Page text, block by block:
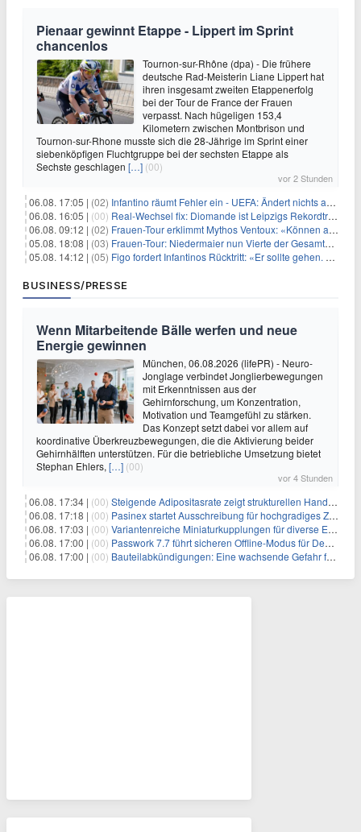
Pienaar gewinnt Etappe - Lippert im Sprint
chancenlos
Tournon-sur-Rhône (dpa) - Die frühere
deutsche Rad-Meisterin Liane Lippert hat
ihren insgesamt zweiten Etappenerfolg
bei der Tour de France der Frauen
verpasst. Nach hügeligen 153,4
Kilometern zwischen Montbrison und
Tournon-sur-Rhone musste sich die 28-Jährige im Sprint einer
siebenköpfigen Fluchtgruppe bei der sechsten Etappe als
Sechste geschlagen […] (00)
vor 2 Stunden
06.08. 17:05 | (02) Infantino räumt Fehler ein - UEFA: Ändert nichts an Boykott
06.08. 16:05 | (00) Real-Wechsel fix: Diomande ist Leipzigs Rekordtransfer
06.08. 09:12 | (02) Frauen-Tour erklimmt Mythos Ventoux: «Können alles schaffen»
05.08. 18:08 | (03) Frauen-Tour: Niedermaier nun Vierte der Gesamtwertung
05.08. 14:12 | (05) Figo fordert Infantinos Rücktritt: «Er sollte gehen. Jetzt»
BUSINESS/PRESSE
Wenn Mitarbeitende Bälle werfen und neue
Energie gewinnen
München, 06.08.2026 (lifePR) - Neuro-
Jonglage verbindet Jonglierbewegungen
mit Erkenntnissen aus der
Gehirnforschung, um Konzentration,
Motivation und Teamgefühl zu stärken.
Das Konzept setzt dabei vor allem auf
koordinative Überkreuzbewegungen, die die Aktivierung beider
Gehirnhälften unterstützen. Für die betriebliche Umsetzung bietet
Stephan Ehlers, […] (00)
vor 4 Stunden
06.08. 17:34 | (00) Steigende Adipositasrate zeigt strukturellen Handlungsbedarf bei der Ernährung schulpflichtiger Kinder
06.08. 17:18 | (00) Pasinex startet Ausschreibung für hochgradiges Zinksulfidkonzentrat mit Germanium- und Silbergehalten und stellt ein Betriebsupdate bereit
06.08. 17:03 | (00) Variantenreiche Miniaturkupplungen für diverse Einsatzbereiche
06.08. 17:00 | (00) Passwork 7.7 führt sicheren Offline-Modus für Desktop- und Mobile-Apps ein
06.08. 17:00 | (00) Bauteilabkündigungen: Eine wachsende Gefahr für industrielle Elektroniksysteme